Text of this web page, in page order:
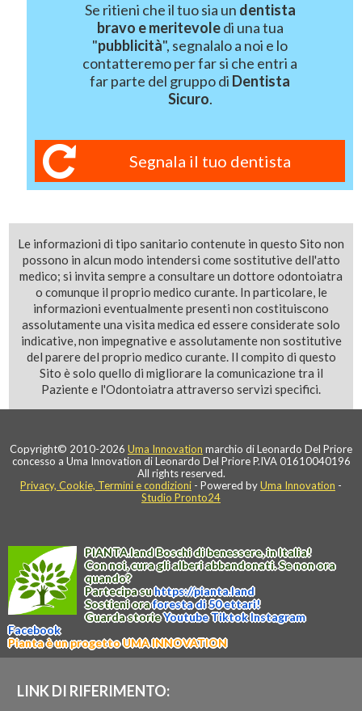
Se ritieni che il tuo sia un dentista
bravo e meritevoledi una tua
"pubblicità", segnalalo a noi e lo
contatteremo per far si che entri a
far parte del gruppo di Dentista
Sicuro.
Segnala il tuo dentista
Le informazioni di tipo sanitario contenute in questo Sito non
possono in alcun modo intendersi come sostitutive dell'atto
medico; si invita sempre a consultare un dottore odontoiatra
o comunque il proprio medico curante. In particolare, le
informazioni eventualmente presenti non costituiscono
assolutamente una visita medica ed essere considerate solo
indicative, non impegnative e assolutamente non sostitutive
del parere del proprio medico curante. Il compito di questo
Sito è solo quello di migliorare la comunicazione tra il
Paziente e l'Odontoiatra attraverso servizi specifici.
Copyright© 2010-2026 Uma Innovation marchio di Leonardo Del Priore
concesso a Uma Innovation di Leonardo Del Priore P.IVA 01610040196
All rights reserved.
Privacy, Cookie, Termini e condizioni - Powered byUma Innovation -
Studio Pronto24
PIANTA.landBoschi di benessere, in Italia!
Con noi, cura gli alberi abbandonati. Se non ora
quando?
Partecipa suhttps://pianta.land
Sostieni oraforesta di 50 ettari!
Guarda storieYoutubeTiktokInstagram
Facebook
Pianta è un progetto UMA INNOVATION
LINK DI RIFERIMENTO: